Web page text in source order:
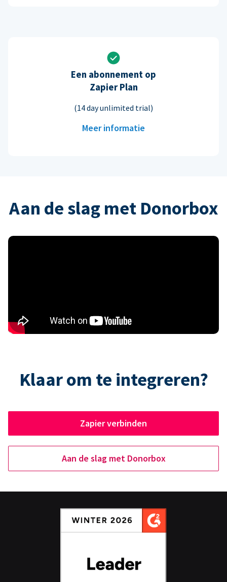
Een abonnement op
Zapier Plan
(14 day unlimited trial)
Meer informatie
Aan de slag met Donorbox
Klaar om te integreren?
Zapier verbinden
Aan de slag met Donorbox